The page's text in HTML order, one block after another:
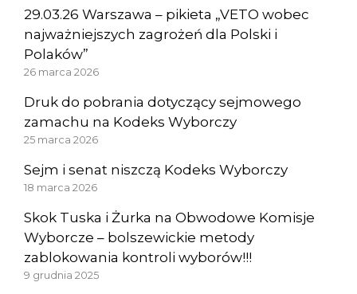
29.03.26 Warszawa – pikieta „VETO wobec
najważniejszych zagrożeń dla Polski i
Polaków”
26 marca 2026
Druk do pobrania dotyczący sejmowego
zamachu na Kodeks Wyborczy
25 marca 2026
Sejm i senat niszczą Kodeks Wyborczy
18 marca 2026
Skok Tuska i Żurka na Obwodowe Komisje
Wyborcze – bolszewickie metody
zablokowania kontroli wyborów!!!
9 grudnia 2025